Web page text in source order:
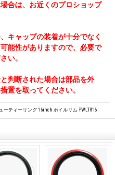
合は、お近くのプロショップ
キャップの装着が十分でなく
能性がありますので、必要で
い。
判断された場合は部品を外
置を取ってください。
ティーリング 16inch ホイルリム PWLTR16